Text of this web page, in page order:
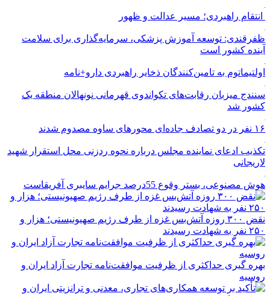
انتقام راهبردی؛ مسیر عدالت و ظهور
ظفرقندی: توسعه آموزش پزشکی، سرمایه‌گذاری برای سلامت
آینده کشور است
اولتیماتوم به تامین‌کنندگان ذخایر راهبردی دارو+نامه
سنندج میزبان رقابت‌های تکواندوی قهرمانی نونهالان منطقه یک
کشور شد
۱۶ نفر در دو تصادف جاده‌ای محورهای ساوه مصدوم شدند
تکذیب ادعای نماینده مجلس درباره نحوه ردزنی محل استقرار شهید
لاریجانی
هوش مصنوعی، بستر وقوع 55درصد جرایم سایبری آفریقاست
نقض ۳۰۰ روزه آتش‌بس غزه از طرف رژیم صهیونیستی؛ هزار و
۲۵۰ نفر به شهادت رسیدند
بهره گیری حداکثری از ظرفیت موافقت‌نامه تجارت آزاد ایران و
روسیه